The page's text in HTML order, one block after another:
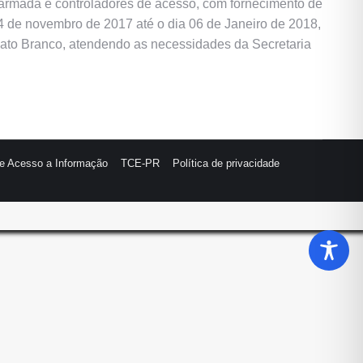
e controladores de acesso, com fornecimento de
novembro de 2017 até o dia 06 de Janeiro de 2018,
Branco, atendendo as necessidades da Secretaria
Acesso a Informação TCE-PR
Política de privacidade